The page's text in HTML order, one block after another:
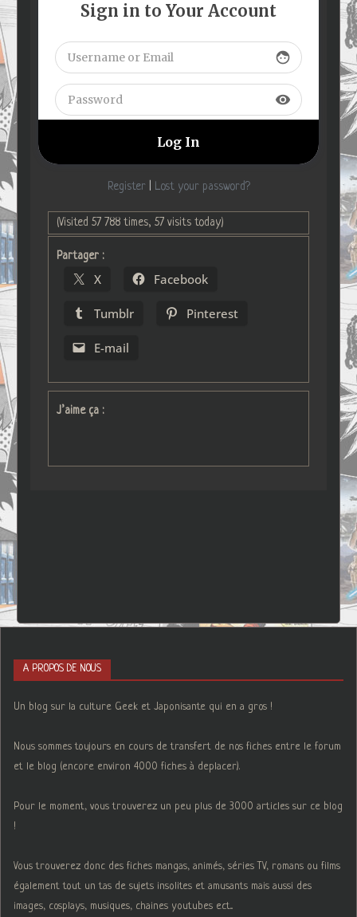
Sign in to Your Account
face
visibility
Register Lost your password?
(Visited 57 788 times, 57 visits today)
Partager :
X Facebook
Tumblr Pinterest
E-mail
J’aime ça :
A PROPOS DE NOUS
Un blog sur la culture Geek et Japonisante qui en a gros !
Nous sommes toujours en cours de transfert de nos fiches entre le forum
et le blog (encore environ 4000 fiches à deplacer).
Pour le moment, vous trouverez un peu plus de 3000 articles sur ce blog
!
Vous trouverez donc des fiches mangas, animés, séries TV, romans ou films
également tout un tas de sujets insolites et amusants mais aussi des
images, cosplays, musiques, chaines youtubes ect...